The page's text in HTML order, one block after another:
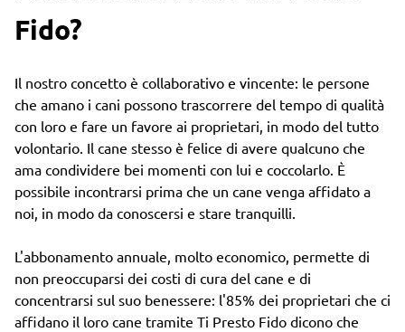
Fido?
Il nostro concetto è collaborativo e vincente: le persone
che amano i cani possono trascorrere del tempo di qualità
con loro e fare un favore ai proprietari, in modo del tutto
volontario. Il cane stesso è felice di avere qualcuno che
ama condividere bei momenti con lui e coccolarlo. È
possibile incontrarsi prima che un cane venga affidato a
noi, in modo da conoscersi e stare tranquilli.
L'abbonamento annuale, molto economico, permette di
non preoccuparsi dei costi di cura del cane e di
concentrarsi sul suo benessere: l'85% dei proprietari che ci
affidano il loro cane tramite Ti Presto Fido dicono che